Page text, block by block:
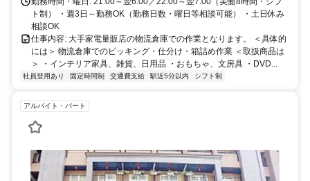
ト制） ・週3日～勤務OK（勤務日数・曜日等相談可能） ・土日休み
相談OK
仕事内容: 大手家電量販店の物流倉庫での作業となります。 ＜具体的
には＞ 物流倉庫でのピッキング・仕分け・箱詰め作業 ＜取扱商品は
＞ ・インテリア家具、雑貨、日用品 ・おもちゃ、文房具 ・DVD...
社員登用あり 固定時間制 交通費支給 駅近5分以内 シフト制
アルバイト・パート